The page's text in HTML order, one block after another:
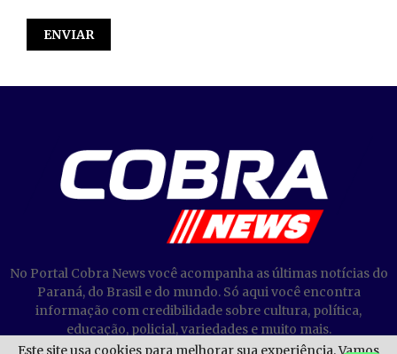
No Portal Cobra News você acompanha as últimas notícias do
Paraná, do Brasil e do mundo. Só aqui você encontra
informação com credibilidade sobre cultura, política,
educação, policial, variedades e muito mais.
Este site usa cookies para melhorar sua experiência. Vamos